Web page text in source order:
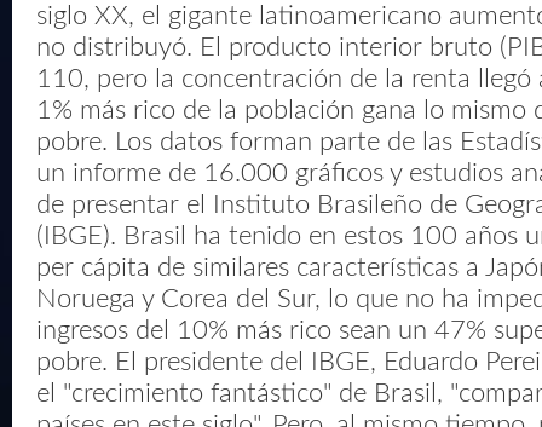
siglo XX, el gigante latinoamericano
no distribuyó. El producto interior bruto
110, pero la concentración de la renta
1% más rico de la población gana lo mismo
pobre. Los datos forman parte de las
un informe de 16.000 gráficos y estudios
de presentar el Instituto Brasileño de
(IBGE). Brasil ha tenido en estos 100 años
per cápita de similares características a
Noruega y Corea del Sur, lo que no ha
ingresos del 10% más rico sean un 47%
pobre. El presidente del IBGE, Eduardo
el "crecimiento fantástico" de Brasil,